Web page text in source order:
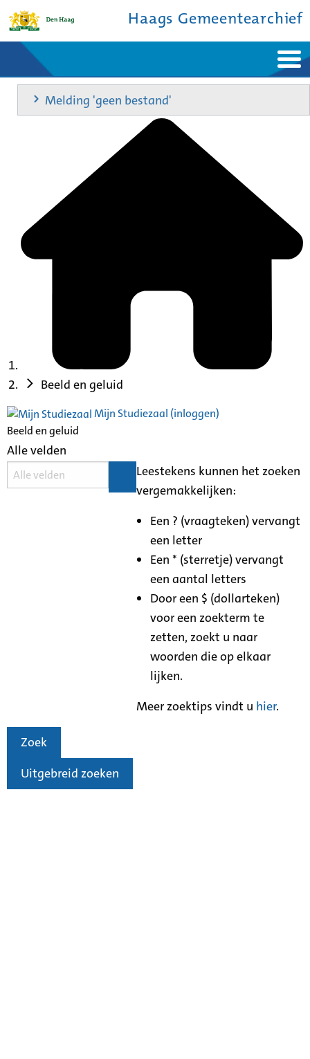
Haags Gemeentearchief
Home
Nieuws
Ontdek de stad
De studiezaal
Bronnen en collecties
Melding 'geen bestand'
Beeld en geluid
Mijn Studiezaal (inloggen)
Beeld en geluid
Alle velden
Leestekens kunnen het zoeken
vergemakkelijken:
Een ? (vraagteken) vervangt
een letter
Een * (sterretje) vervangt
een aantal letters
Door een $ (dollarteken)
voor een zoekterm te
zetten, zoekt u naar
woorden die op elkaar
lijken.
Meer zoektips vindt u hier.
Zoek
Uitgebreid zoeken